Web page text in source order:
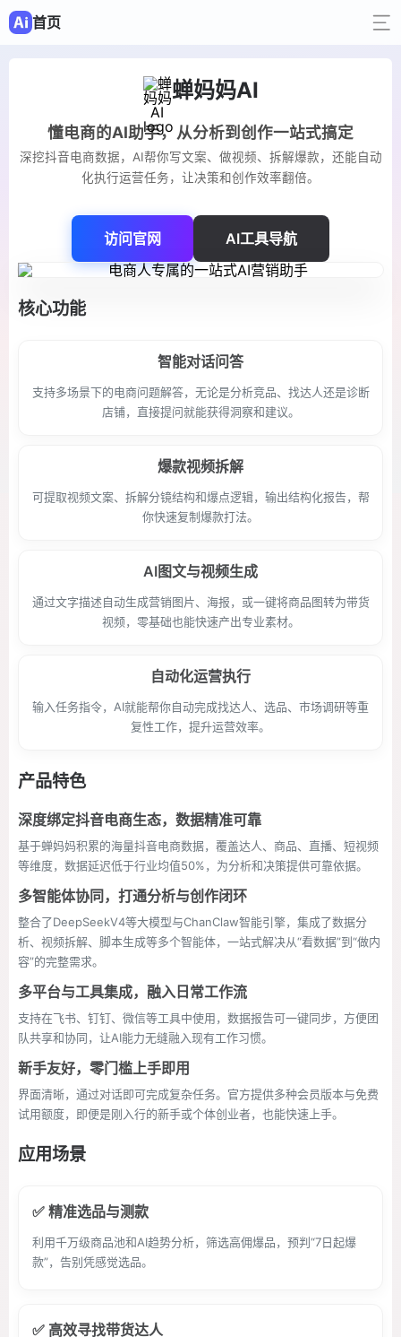
首页
蝉妈妈AI
懂电商的AI助手，从分析到创作一站式搞定
深挖抖音电商数据，AI帮你写文案、做视频、拆解爆款，还能自动
化执行运营任务，让决策和创作效率翻倍。
访问官网 AI工具导航
核心功能
智能对话问答
支持多场景下的电商问题解答，无论是分析竞品、找达人还是诊断
店铺，直接提问就能获得洞察和建议。
爆款视频拆解
可提取视频文案、拆解分镜结构和爆点逻辑，输出结构化报告，帮
你快速复制爆款打法。
AI图文与视频生成
通过文字描述自动生成营销图片、海报，或一键将商品图转为带货
视频，零基础也能快速产出专业素材。
自动化运营执行
输入任务指令，AI就能帮你自动完成找达人、选品、市场调研等重
复性工作，提升运营效率。
产品特色
深度绑定抖音电商生态，数据精准可靠
基于蝉妈妈积累的海量抖音电商数据，覆盖达人、商品、直播、短视频
等维度，数据延迟低于行业均值50%，为分析和决策提供可靠依据。
多智能体协同，打通分析与创作闭环
整合了DeepSeekV4等大模型与ChanClaw智能引擎，集成了数据分
析、视频拆解、脚本生成等多个智能体，一站式解决从“看数据”到“做内
容”的完整需求。
多平台与工具集成，融入日常工作流
支持在飞书、钉钉、微信等工具中使用，数据报告可一键同步，方便团
队共享和协同，让AI能力无缝融入现有工作习惯。
新手友好，零门槛上手即用
界面清晰，通过对话即可完成复杂任务。官方提供多种会员版本与免费
试用额度，即便是刚入行的新手或个体创业者，也能快速上手。
应用场景
✅ 精准选品与测款
利用千万级商品池和AI趋势分析，筛选高佣爆品，预判“7日起爆
款”，告别凭感觉选品。
✅ 高效寻找带货达人